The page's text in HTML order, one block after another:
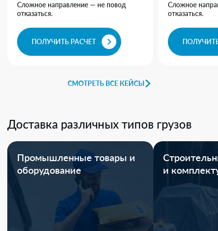
СМОТРЕТЬ ВСЕ КЕЙСЫ
Сложное направление — не повод
отказаться.
ПОЛУЧИТЬ РАСЧЕТ
Сложное
отказаться.
Доставка различных типов грузов
Промышленные товары и
оборудование
и